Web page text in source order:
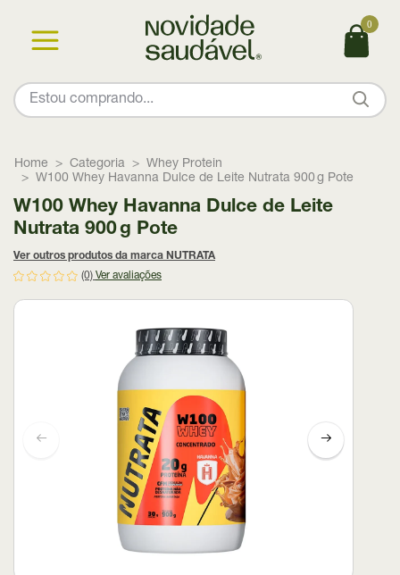
0
Home Categoria
Whey Protein
W100 Whey Havanna Dulce de Leite Nutrata 900 g Pote
W100 Whey Havanna Dulce de Leite
Nutrata 900 g Pote
Ver outros produtos da marca NUTRATA
(0) Ver avaliações